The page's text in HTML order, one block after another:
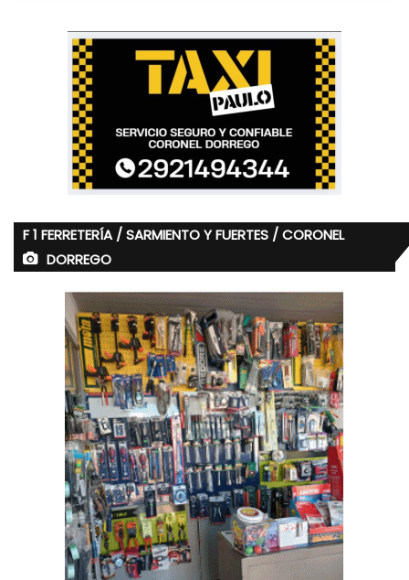
F 1 FERRETERÍA / SARMIENTO Y FUERTES / CORONEL
DORREGO